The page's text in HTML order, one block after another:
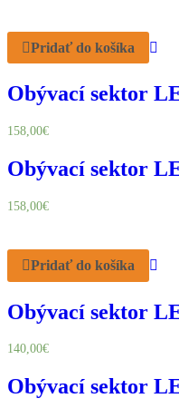
Pridať do košíka
Obývací sektor
158,00€
Obývací sektor
158,00€
Pridať do košíka
Obývací sektor
140,00€
Obývací sektor